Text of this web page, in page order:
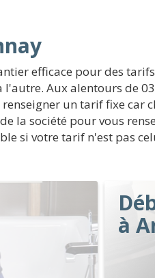
efficace pour des
Aux alentours de
un tarif fixe car
la société pour vous
si votre tarif n'est pas
à